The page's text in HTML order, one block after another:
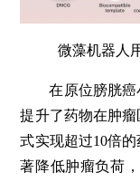
微藻机器人
在原位膀胱
提升了药物在肿
式实现超过10倍
著降低肿瘤负荷